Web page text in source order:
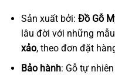
Sản xuất bởi: Đồ Gỗ
lâu đời với những
xảo, theo đơn đặt
Bảo hành: Gỗ tự